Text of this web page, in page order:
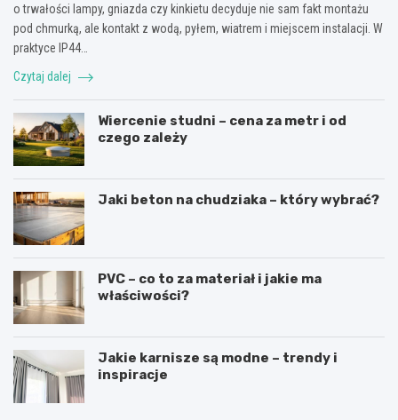
o trwałości lampy, gniazda czy kinkietu decyduje nie sam fakt montażu
pod chmurką, ale kontakt z wodą, pyłem, wiatrem i miejscem instalacji. W
praktyce IP44…
Czytaj dalej
Wiercenie studni – cena za metr i od
czego zależy
Jaki beton na chudziaka – który wybrać?
PVC – co to za materiał i jakie ma
właściwości?
Jakie karnisze są modne – trendy i
inspiracje
R
L